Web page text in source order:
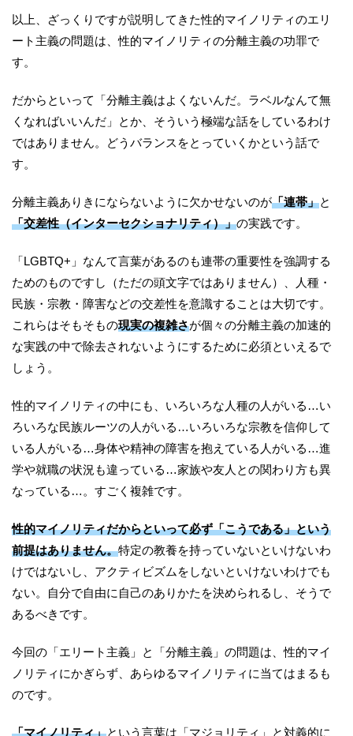
以上、ざっくりですが説明してきた性的マイノリティのエリ
ート主義の問題は、性的マイノリティの分離主義の功罪で
す。
だからといって「分離主義はよくないんだ。ラベルなんて無
くなればいいんだ」とか、そういう極端な話をしているわけ
ではありません。どうバランスをとっていくかという話で
す。
分離主義ありきにならないように欠かせないのが「連帯」と
「交差性（インターセクショナリティ）」の実践です。
「LGBTQ+」なんて言葉があるのも連帯の重要性を強調する
ためのものですし（ただの頭文字ではありません）、人種・
民族・宗教・障害などの交差性を意識することは大切です。
これらはそもそもの現実の複雑さが個々の分離主義の加速的
な実践の中で除去されないようにするために必須といえるで
しょう。
性的マイノリティの中にも、いろいろな人種の人がいる…い
ろいろな民族ルーツの人がいる…いろいろな宗教を信仰して
いる人がいる…身体や精神の障害を抱えている人がいる…進
学や就職の状況も違っている…家族や友人との関わり方も異
なっている…。すごく複雑です。
性的マイノリティだからといって必ず「こうである」という
前提はありません。特定の教養を持っていないといけないわ
けではないし、アクティビズムをしないといけないわけでも
ない。自分で自由に自己のありかたを決められるし、そうで
あるべきです。
今回の「エリート主義」と「分離主義」の問題は、性的マイ
ノリティにかぎらず、あらゆるマイノリティに当てはまるも
のです。
「マイノリティ」という言葉は「マジョリティ」と対義的に